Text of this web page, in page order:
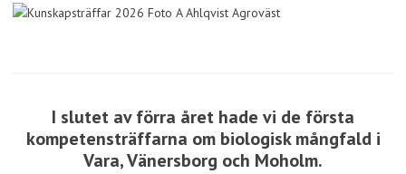
I slutet av förra året hade vi de första
kompetensträffarna om biologisk mångfald i
Vara, Vänersborg och Moholm.